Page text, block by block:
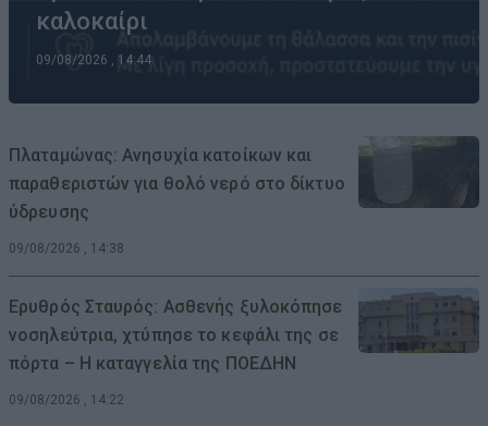
καλοκαίρι
09/08/2026 , 14:44
Πλαταμώνας: Ανησυχία κατοίκων και
παραθεριστών για θολό νερό στο δίκτυο
ύδρευσης
09/08/2026 , 14:38
Ερυθρός Σταυρός: Ασθενής ξυλοκόπησε
νοσηλεύτρια, χτύπησε το κεφάλι της σε
πόρτα – Η καταγγελία της ΠΟΕΔΗΝ
09/08/2026 , 14:22